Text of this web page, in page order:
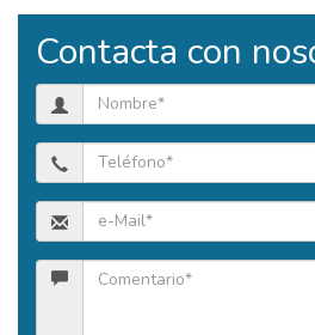
Contacta con